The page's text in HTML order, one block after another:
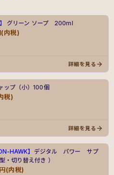
グリーン ソープ 200ml
内税)
詳細を見る
ップ（小）100個
税)
詳細を見る
HAWK】 デジタル パワー サプ
・切り替え付き ）
(内税)